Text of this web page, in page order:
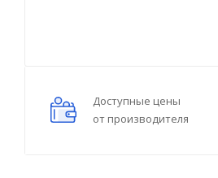
Доступные цены
от производителя